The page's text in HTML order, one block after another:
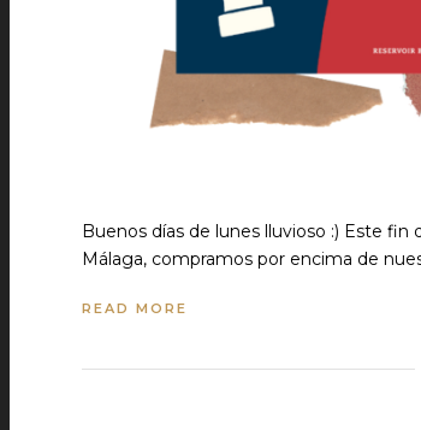
Buenos días de lunes lluvioso :) Este fin
Málaga, compramos por encima de
READ MORE